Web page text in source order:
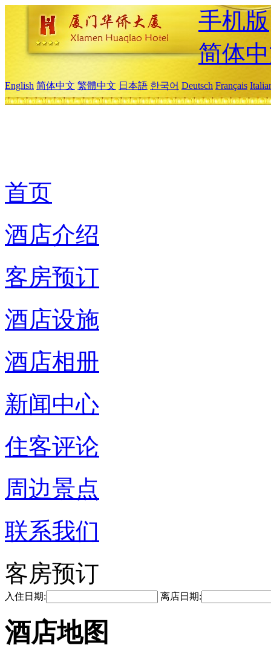
手机版
简体
English 简体中文 繁體中文 日本語 한국어 Deutsch Français
首页
酒店介绍
客房预订
酒店设施
酒店相册
新闻中心
住客评论
周边景点
联系我们
客房预订
入住日期: 离店日期:
酒店地图